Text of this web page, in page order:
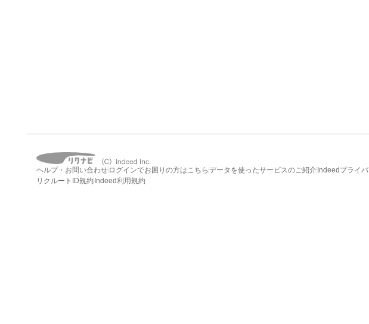
ヘルプ・お問い合わせ ログインでお困りの方はこちら データを使ったサービスのご紹介 Indeedプライ
リクルートID規約 Indeed利用規約